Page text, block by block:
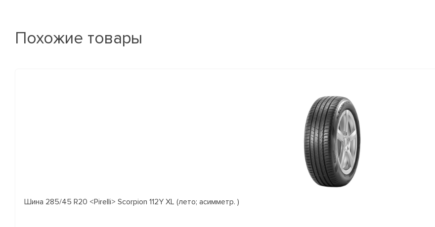
Похожие товары
Шина 285/45 R20 <Pirelli> Scorpion 112Y XL (лето; асимметр. )